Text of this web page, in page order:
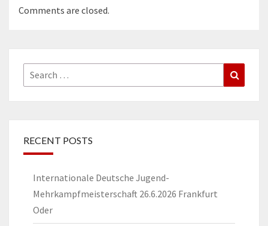
Comments are closed.
Search
for:
RECENT POSTS
Internationale Deutsche Jugend-
Mehrkampfmeisterschaft 26.6.2026 Frankfurt
Oder